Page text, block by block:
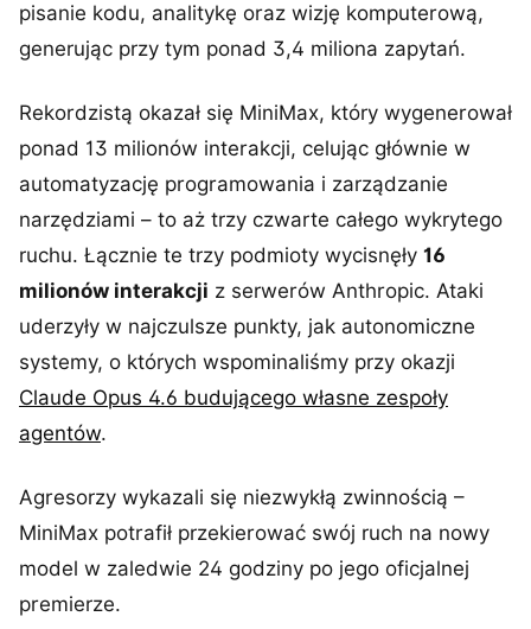
pisanie kodu, analitykę oraz wizję komputerową,
generując przy tym ponad 3,4 miliona zapytań.
Rekordzistą okazał się MiniMax, który wygenerował
ponad 13 milionów interakcji, celując głównie w
automatyzację programowania i zarządzanie
narzędziami – to aż trzy czwarte całego wykrytego
ruchu. Łącznie te trzy podmioty wycisnęły 16
milionów interakcji z serwerów Anthropic. Ataki
uderzyły w najczulsze punkty, jak autonomiczne
systemy, o których wspominaliśmy przy okazji
Claude Opus 4.6 budującego własne zespoły
agentów.
Agresorzy wykazali się niezwykłą zwinnością –
MiniMax potrafił przekierować swój ruch na nowy
model w zaledwie 24 godziny po jego oficjalnej
premierze.